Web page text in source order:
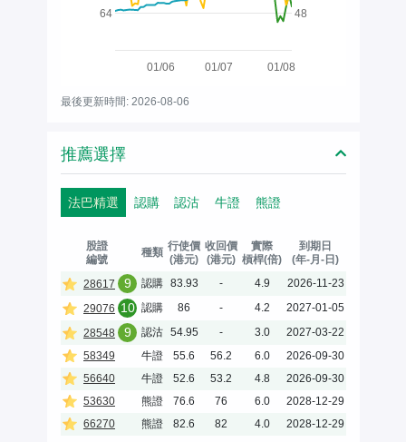
01/06 01/07 01/08
64 48
最後更新時間: 2026-08-06
推薦選擇
法巴精選 認購 認沽 牛證 熊證
股證
編號
種類 行使價
(港元)
收回價
(港元)
實際
槓桿(倍)
到期日
(年-月-日)
28617
9 認購 83.93 - 4.9
2026-11-23
29076 10 認購 86 - 4.2
2027-01-05
28548
9 認沽 54.95 - 3.0
2027-03-22
58349
牛證 55.6 56.2 6.0
2026-09-30
56640
牛證 52.6 53.2 4.8
2026-09-30
53630
熊證 76.6 76 6.0
2028-12-29
66270
熊證 82.6 82 4.0 2028-12-29